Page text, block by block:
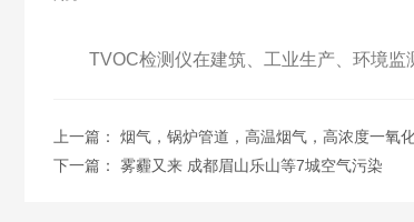
TVOC检测仪在建筑、工业生产、环境监
上一篇： 烟气，锅炉管道，高温烟气，高浓度一氧
下一篇： 雾霾又来 成都眉山乐山等7城空气污染